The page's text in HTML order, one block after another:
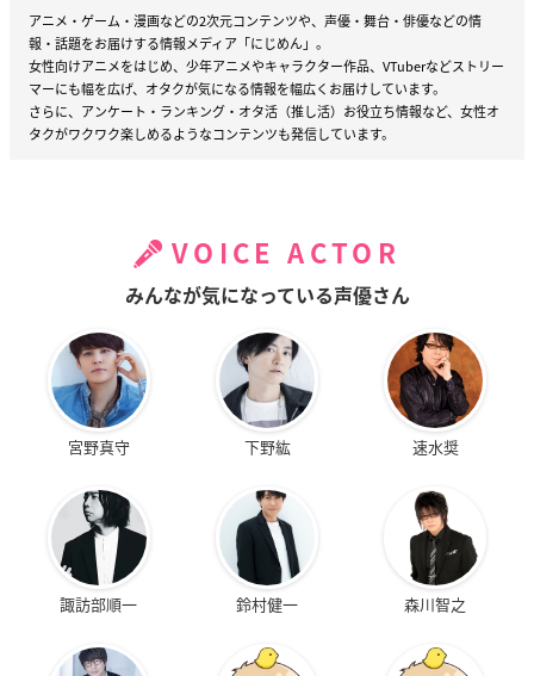
アニメ・ゲーム・漫画などの2次元コンテンツや、声優・舞台・俳優などの情
報・話題をお届けする情報メディア「にじめん」。
女性向けアニメをはじめ、少年アニメやキャラクター作品、VTuberなどストリー
マーにも幅を広げ、オタクが気になる情報を幅広くお届けしています。
さらに、アンケート・ランキング・オタ活（推し活）お役立ち情報など、女性オ
タクがワクワク楽しめるようなコンテンツも発信しています。
VOICE ACTOR
みんなが気になっている声優さん
宮野真守 下野紘 速水奨
諏訪部順一 鈴村健一 森川智之